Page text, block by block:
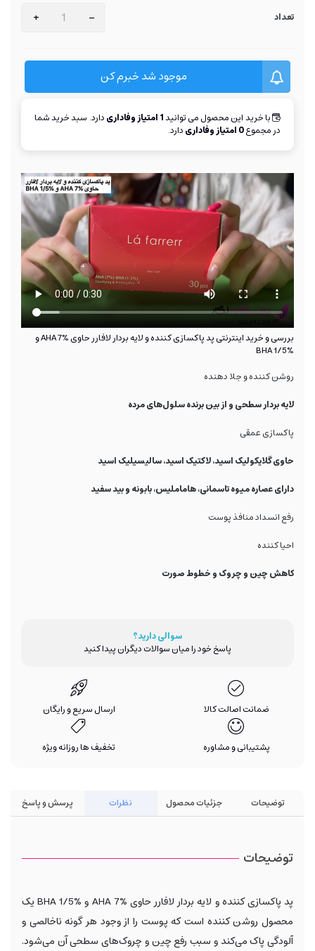
بررسی و خرید اینترنتی پد پاکسازی کننده و لایه بردار لافارر حاوی AHA 7% و
BHA 1/5%
روشن کننده و جلا دهنده
لایه بردار سطحی و از بین برنده سلول‌های مرده
پاکسازی عمقی
حاوی گلایکولیک اسید، لاکتیک اسید، سالیسیلیک اسید
دارای عصاره میوه تاسمانی، هاماملیس، بابونه و بید سفید
رفع انسداد منافذ پوست
احیا کننده
کاهش چین و چروک و خطوط صورت
سوالی دارید؟
پاسخ خود را میان سوالات دیگران پیدا کنید
تعداد -
+
موجود شد خبرم کن
با خرید این محصول می توانید1امتیاز وفاداریدارد. سبد خرید شما
در مجموع0امتیاز وفاداریدارد.
ضمانت اصالت کالا ارسال سریع و رایگان
پشتیبانی و مشاوره تخفیف ها روزانه ویژه
توضیحات جزئیات محصول نظرات پرسش و پاسخ
توضیحات
پد پاکسازی کننده و لایه بردار لافارر حاوی AHA 7% و BHA 1/5% یک
محصول روشن کننده است که پوست را از وجود هر گونه ناخالصی و
آلودگی پاک می‌کند و سبب رفع چین و چروک‌های سطحی آن می‌شود.